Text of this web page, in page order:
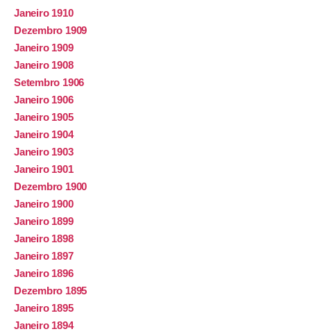
Janeiro 1910
Dezembro 1909
Janeiro 1909
Janeiro 1908
Setembro 1906
Janeiro 1906
Janeiro 1905
Janeiro 1904
Janeiro 1903
Janeiro 1901
Dezembro 1900
Janeiro 1900
Janeiro 1899
Janeiro 1898
Janeiro 1897
Janeiro 1896
Dezembro 1895
Janeiro 1895
Janeiro 1894